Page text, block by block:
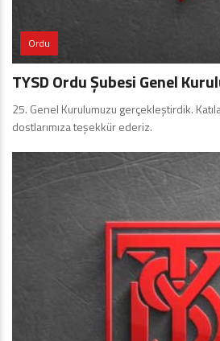
Ordu
TYSD Ordu Şubesi Genel
25. Genel Kurulumuzu gerçekleştirdik.
dostlarımıza teşekkür ederiz.